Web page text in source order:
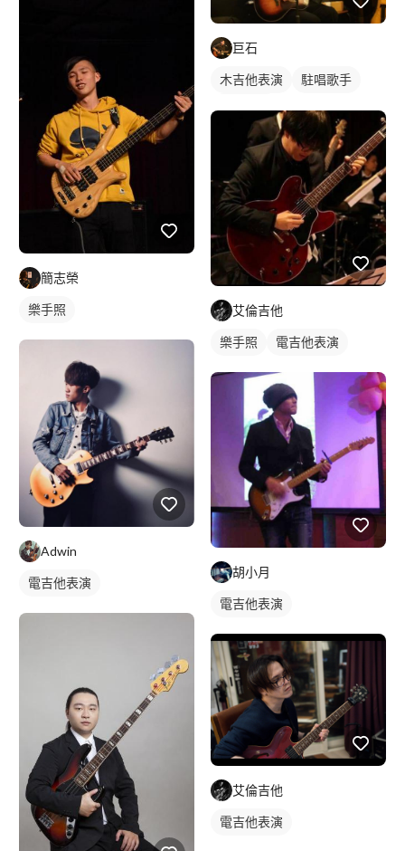
簡志榮
樂手照
Adwin
電吉他表演
巨石
木吉他表演
駐唱歌手
艾倫吉他
樂手照 電吉他表演
胡小月
電吉他表演
艾倫吉他
電吉他表演